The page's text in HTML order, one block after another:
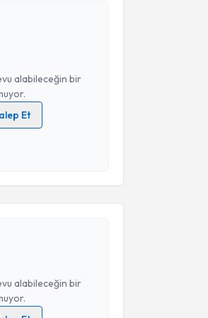
alabileceğin bir
Et
Aydınlatma Metni
Gönder
alabileceğin bir
için randevu takvimi talebi
için bir takvim